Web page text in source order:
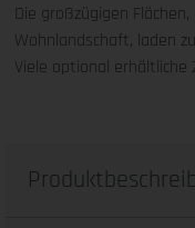
Die großzügigen
Wohnlandschaft, laden
Viele optional